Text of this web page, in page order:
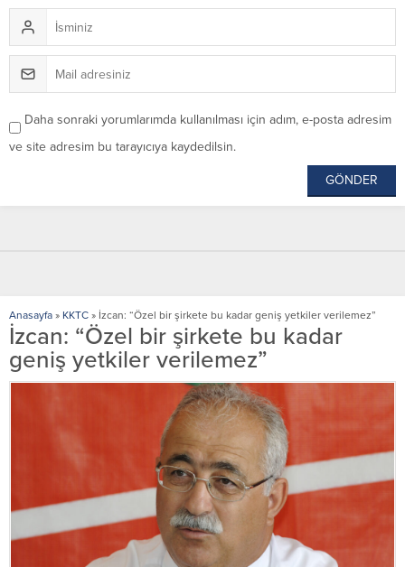
Daha sonraki yorumlarımda kullanılması için adım, e-posta adresim
ve site adresim bu tarayıcıya kaydedilsin.
Anasayfa » KKTC » İzcan: “Özel bir şirkete bu kadar geniş yetkiler verilemez”
İzcan: “Özel bir şirkete bu kadar
geniş yetkiler verilemez”